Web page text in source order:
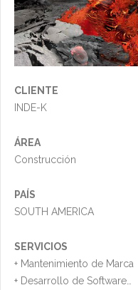
CLIENTE
INDE-K
ÁREA
Construcción
PAÍS
SOUTH AMERICA
SERVICIOS
+ Mantenimiento de Marca
+ Desarrollo de Software